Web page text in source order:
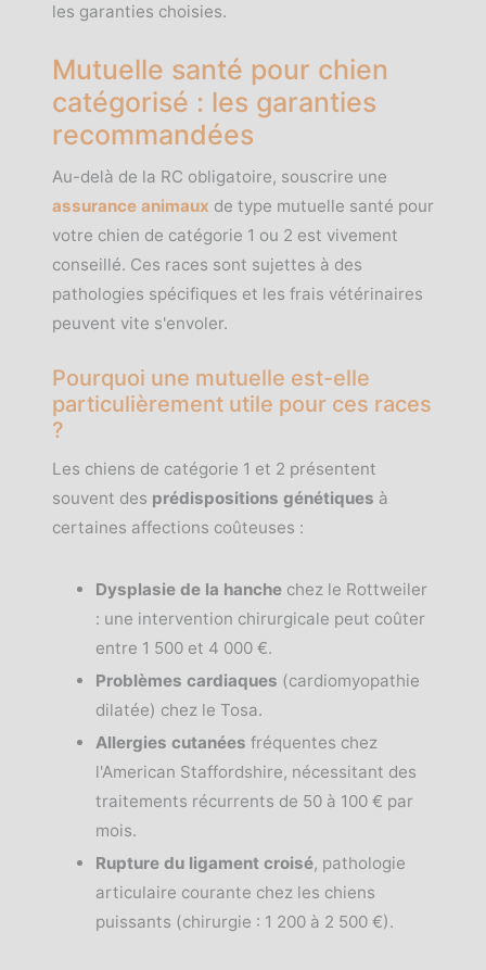
les garanties choisies.
Mutuelle santé pour chien
catégorisé : les garanties
recommandées
Au-delà de la RC obligatoire, souscrire une
assurance animaux de type mutuelle santé pour
votre chien de catégorie 1 ou 2 est vivement
conseillé. Ces races sont sujettes à des
pathologies spécifiques et les frais vétérinaires
peuvent vite s'envoler.
Pourquoi une mutuelle est-elle
particulièrement utile pour ces races
?
Les chiens de catégorie 1 et 2 présentent
souvent des prédispositions génétiques à
certaines affections coûteuses :
Dysplasie de la hanche chez le Rottweiler
: une intervention chirurgicale peut coûter
entre 1 500 et 4 000 €.
Problèmes cardiaques (cardiomyopathie
dilatée) chez le Tosa.
Allergies cutanées fréquentes chez
l'American Staffordshire, nécessitant des
traitements récurrents de 50 à 100 € par
mois.
Rupture du ligament croisé, pathologie
articulaire courante chez les chiens
puissants (chirurgie : 1 200 à 2 500 €).